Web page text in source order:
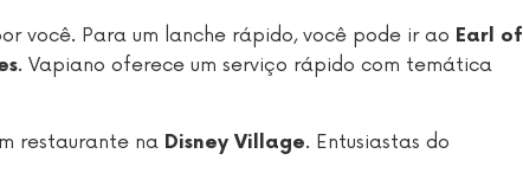
você. Para um lanche rápido, você pode ir ao Earl of
. Vapiano oferece um serviço rápido com temática
restaurante na Disney Village. Entusiastas do